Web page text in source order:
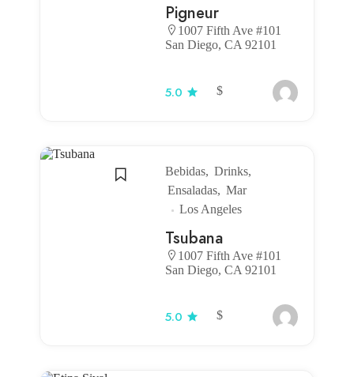
Pigneur
1007 Fifth Ave #101
San Diego, CA 92101
5.0 $
Bebidas
Drinks
Ensaladas
Mar
Los Angeles
Tsubana
1007 Fifth Ave #101
San Diego, CA 92101
5.0 $